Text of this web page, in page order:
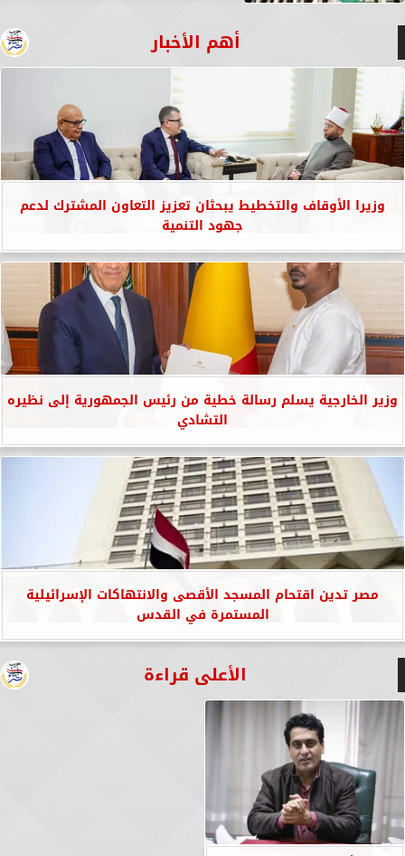
أهم الأخبار
وزيرا الأوقاف والتخطيط يبحثان تعزيز التعاون المشترك لدعم
جهود التنمية
وزير الخارجية يسلم رسالة خطية من رئيس الجمهورية إلى نظيره
التشادي
مصر تدين اقتحام المسجد الأقصى والانتهاكات الإسرائيلية
المستمرة في القدس
الأعلى قراءة